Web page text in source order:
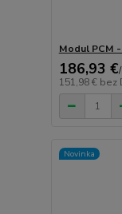
Modul PCM
186,93 €/
151,98 € bez
Novinka